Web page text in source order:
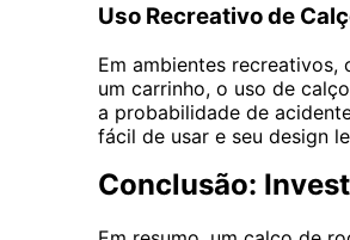
Uso Recreativo de
Em ambientes
um carrinho, o uso de
a probabilidade de
fácil de usar e seu design
Conclusão: